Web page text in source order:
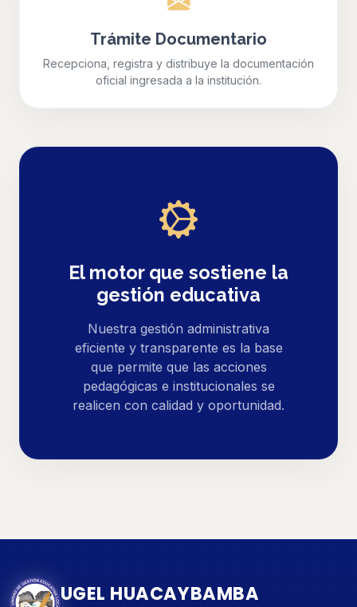
Trámite Documentario
Recepciona, registra y distribuye la documentación
oficial ingresada a la institución.
El motor que sostiene la
gestión educativa
Nuestra gestión administrativa
eficiente y transparente es la base
que permite que las acciones
pedagógicas e institucionales se
realicen con calidad y oportunidad.
UGEL HUACAYBAMBA